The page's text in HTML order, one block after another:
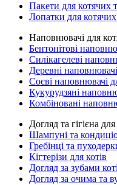
Пакети для котячих
Лопатки для котячих
Наповнювачі для
Бентонітові
Силікагелеві
Деревні
Соєві наповнювачі
Кукурудзяні
Комбіновані
Догляд та гігієна для
Шампуні та
Гребінці та
Кігтерізи для котів
Догляд за зубами
Догляд за очима та